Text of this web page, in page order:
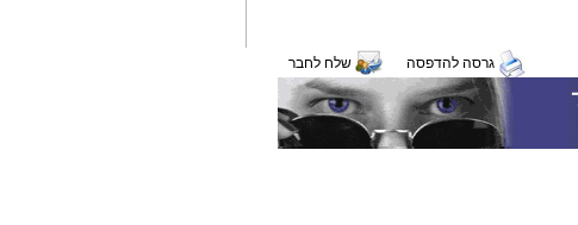
גרסה להדפסה שלח לחבר